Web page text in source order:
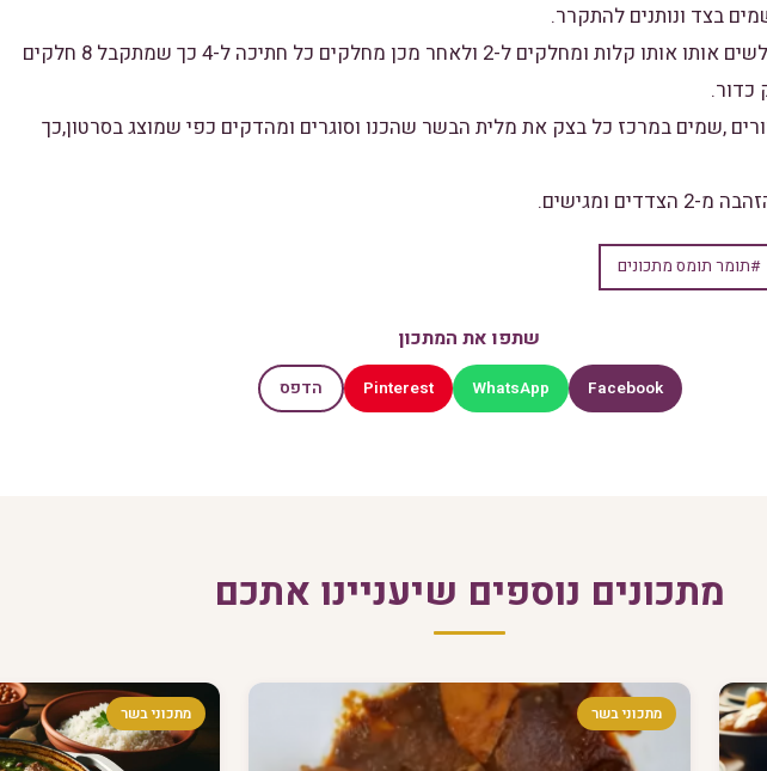
בצד ונותנים להתקרר.
3. לאחר שהבצק תפח,לשים אותו אותו קלות ומחלקים ל-2 ולאחר מכן מחלקים כל חתיכה ל-4 כך שמתקבל 8 חלקים
כדור.
,שמים במרכז כל בצק את מלית הבשר שהכנו וסוגרים ומהדקים כפי שמוצג בסרטון,כך
#תומר תומס מתכונים
שתפו את המתכון
Facebook
WhatsApp
Pinterest הדפס
מתכונים נוספים שיעניינו אתכם
מתכוני בשר מתכוני בשר